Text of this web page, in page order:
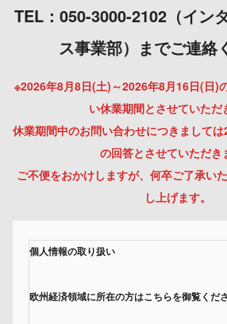
TEL：050-3000-2102（イン
ス事業部）までご連絡
※2026年8月8日(土)～2026年8月16日(日)
い休業期間とさせていただ
休業期間中のお問い合わせにつきまして
の回答とさせていただき
ご不便をおかけしますが、何卒ご了承い
し上げます。
個人情報の取り扱い
欧州経済領域に所在の方はこちらを御覧くださ